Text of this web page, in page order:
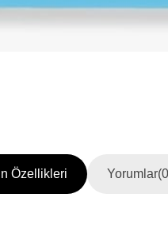
Özellikleri Yorumlar